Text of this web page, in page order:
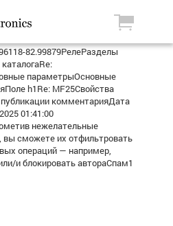
82.99879РелеРазделы
параметрыОсновные
h1Re: MF25Свойства
комментарияДата
01:41:00
нежелательные
сможете их отфильтровать
операций — например,
и блокировать автораСпам1